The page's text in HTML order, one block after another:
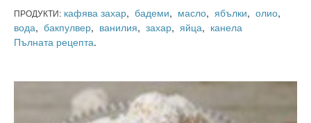
ПРОДУКТИ: кафява захар, бадеми, масло, ябълки, олио,
вода, бакпулвер, ванилия, захар, яйца, канела
Пълната рецепта.